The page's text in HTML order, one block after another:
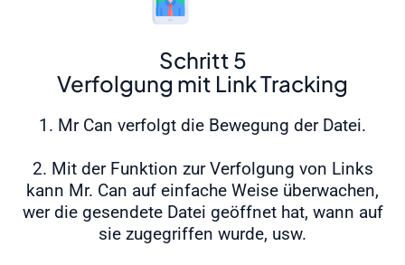
Schritt 5
Verfolgung mit Link Tracking
1. Mr Can verfolgt die Bewegung der Datei.
2. Mit der Funktion zur Verfolgung von Links
kann Mr. Can auf einfache Weise überwachen,
wer die gesendete Datei geöffnet hat, wann auf
sie zugegriffen wurde, usw.